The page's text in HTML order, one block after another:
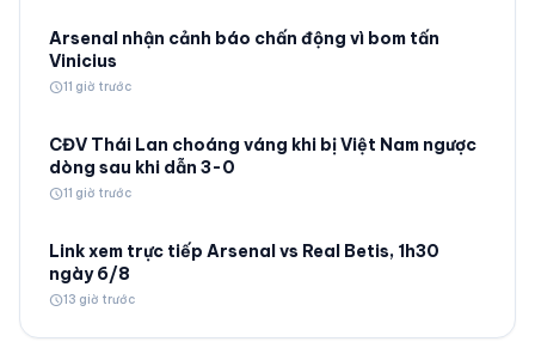
Arsenal nhận cảnh báo chấn động vì bom tấn
Vinicius
schedule11 giờ trước
CĐV Thái Lan choáng váng khi bị Việt Nam ngược
dòng sau khi dẫn 3-0
schedule11 giờ trước
Link xem trực tiếp Arsenal vs Real Betis, 1h30
ngày 6/8
schedule13 giờ trước